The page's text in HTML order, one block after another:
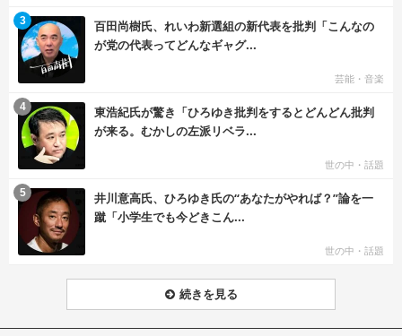
百田尚樹氏、れいわ新選組の新代表を批判「こんなの
が党の代表ってどんなギャグ...
芸能・音楽
3
東浩紀氏が驚き「ひろゆき批判をするとどんどん批判
が来る。むかしの左派リベラ...
世の中・話題
4
井川意高氏、ひろゆき氏の“あなたがやれば？”論を一
蹴「小学生でも今どきこん...
世の中・話題
5
続きを見る